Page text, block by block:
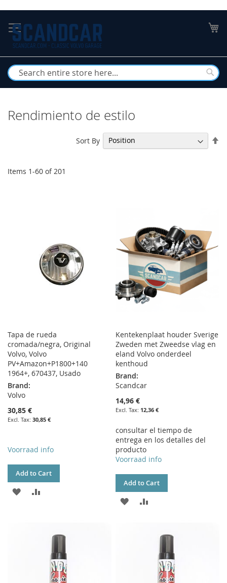
to
Content
Rendimiento de estilo
Items 1-60 of201
Sort By
Tapa de rueda
cromada/negra, Original
Volvo, Volvo
PV+Amazon+P1800+140
1964+, 670437, Usado
Brand:
Volvo
30,85 €
30,85 €
Voorraad info
Add to Cart
ADD
Kentekenplaat houder Sverige
Zweden met Zweedse vlag en
eland Volvo onderdeel
kenthoud
Brand:
Scandcar
14,96 €
12,36 €
consultar el tiempo de
entrega en los detalles del
producto
Voorraad info
Add to Cart
ADD
COMPARE